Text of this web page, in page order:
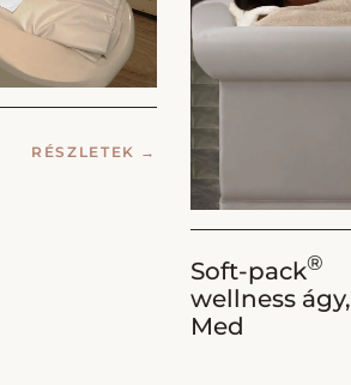
RÉSZLETEK →
Soft-pack®
wellness ágy,
Med